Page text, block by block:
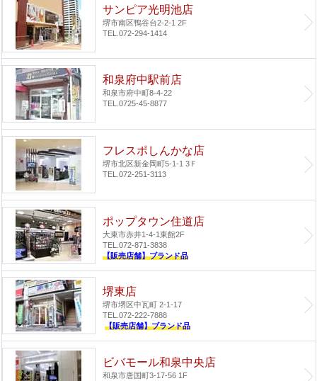
サンピア光明池店
堺市南区鴨谷台2-2-1 2F
TEL.072-294-1414
和泉府中駅前店
和泉市府中町8-4-22
TEL.0725-45-8877
フレスポしんかな店
堺市北区新金岡町5-1-1 3Ｆ
TEL.072-251-3113
ポップタウン住道店
大東市赤井1-4-1東館2F
TEL.072-871-3838
【販売店舗】ブランド品
堺東店
堺市堺区中瓦町 2-1-17
TEL.072-222-7888
【販売店舗】ブランド品
ビバモール和泉中央店
和泉市唐国町3-17-56 1F